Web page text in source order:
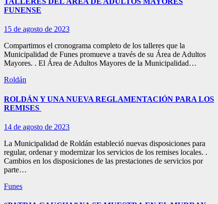
FUNENSE
15 de agosto de 2023
Compartimos el cronograma completo de los talleres que la
Municipalidad de Funes promueve a través de su Área de Adultos
Mayores. . El Área de Adultos Mayores de la Municipalidad…
Roldán
ROLDÁN Y UNA NUEVA REGLAMENTACIÓN PARA LOS
REMISES
14 de agosto de 2023
La Municipalidad de Roldán estableció nuevas disposiciones para
regular, ordenar y modernizar los servicios de los remises locales. .
Cambios en los disposiciones de las prestaciones de servicios por
parte…
Funes